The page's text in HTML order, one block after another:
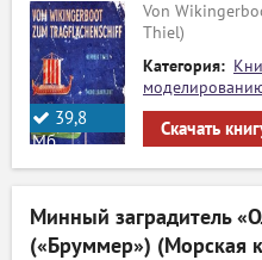
39,8
Мб.
Von
Thiel)
Категория:
Скачать
Минный заградитель
(«Бруммер») (Морская